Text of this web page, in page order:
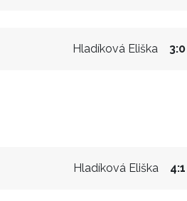
Hladíková Eliška 3:0
Hladíková Eliška 4:1